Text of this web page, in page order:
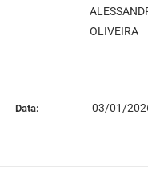
OLIVEIRA
Data: 03/01/